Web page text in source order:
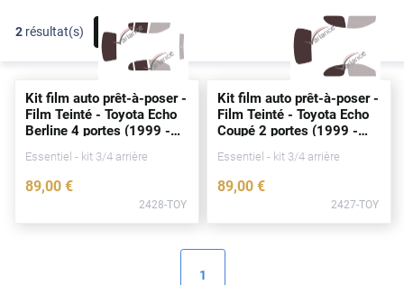
Hyundai
Land Rover
Mini
2 résultat(s) FILTRER
Kit film auto prêt-à-poser -
Film Teinté - Toyota Echo
Berline 4portes (1999 -
Essentiel - kit 3/4 arrière
89,00 €
2428-TOY
Kit film auto prêt-à-poser -
Film Teinté - Toyota Echo
Coupé 2portes (1999 -
Essentiel - kit 3/4 arrière
89,00 €
2427-TOY
1